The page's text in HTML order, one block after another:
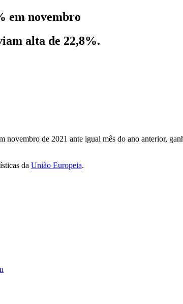
em novembro
alta de 22,8%.
novembro de 2021 ante igual mês do ano anterior,
da União Europeia.